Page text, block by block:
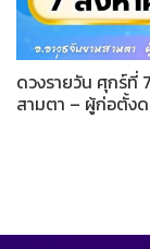
ดวงรายวัน ศุกร์ที่
สามตา – ผู้ก่อตั้งด